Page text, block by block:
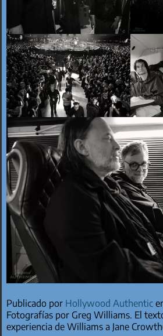
Publicado por Hollywood Authentic
Fotografías por Greg Williams. El
experiencia de Williams a Jane